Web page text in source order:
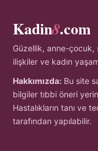
Kadin8.com
Güzellik, anne-çocuk,
ilişkiler ve kadın
Hakkımızda: Bu site
bilgiler tıbbi öneri
Hastalıkların tanı ve
tarafından yapılabilir.